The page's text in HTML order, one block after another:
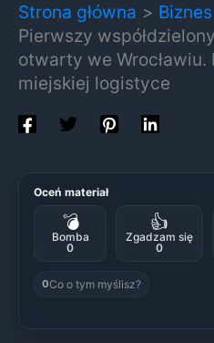
Strona główna
Biznes
Pierwszy
otwarty we Wrocławiu.
miejskiej logistyce
Oceń materiał
💣
Bomba
0
👍
Zgadzam się
0
0Co o tym myślisz?